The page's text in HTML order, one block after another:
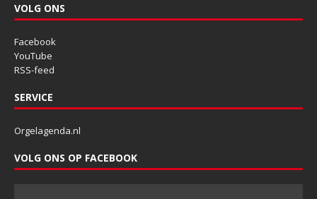
VOLG ONS
Facebook
YouTube
RSS-feed
SERVICE
Orgelagenda.nl
VOLG ONS OP FACEBOOK